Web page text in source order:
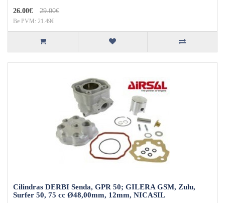
26.00€
29.00€
Be PVM: 21.49€
Cilindras DERBI Senda, GPR 50; GILERA GSM, Zulu,
Surfer 50, 75 cc Ø48,00mm, 12mm, NICASIL